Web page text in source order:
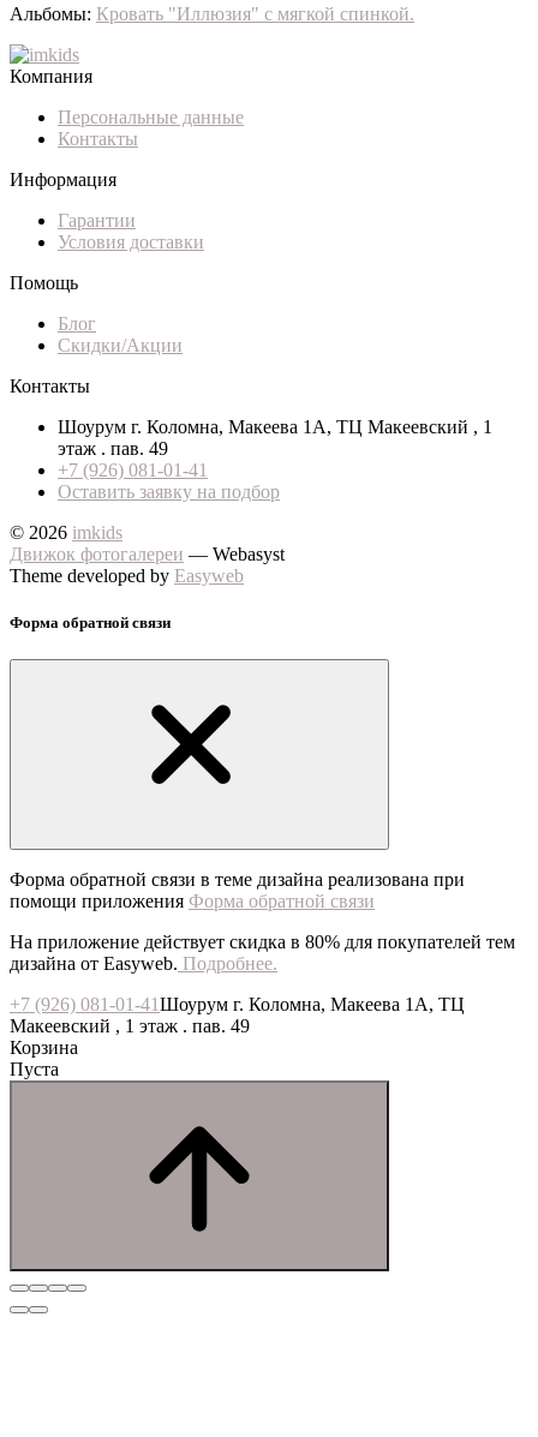
Альбомы: Кровать "Иллюзия" с мягкой спинкой.
Компания
Персональные данные
Контакты
Информация
Гарантии
Условия доставки
Помощь
Блог
Скидки/Акции
Контакты
Шоурум г. Коломна, Макеева 1А, ТЦ Макеевский , 1
этаж . пав. 49
+7 (926) 081-01-41
Оставить заявку на подбор
© 2026 imkids
Движок фотогалереи — Webasyst
Theme developed by Easyweb
Форма обратной связи
Форма обратной связи в теме дизайна реализована при
помощи приложения Форма обратной связи
На приложение действует скидка в 80% для покупателей тем
дизайна от Easyweb. Подробнее.
+7 (926) 081-01-41Шоурум г. Коломна, Макеева 1А, ТЦ
Макеевский , 1 этаж . пав. 49
Корзина
Пуста